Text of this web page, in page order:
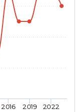
2016 2019 2022